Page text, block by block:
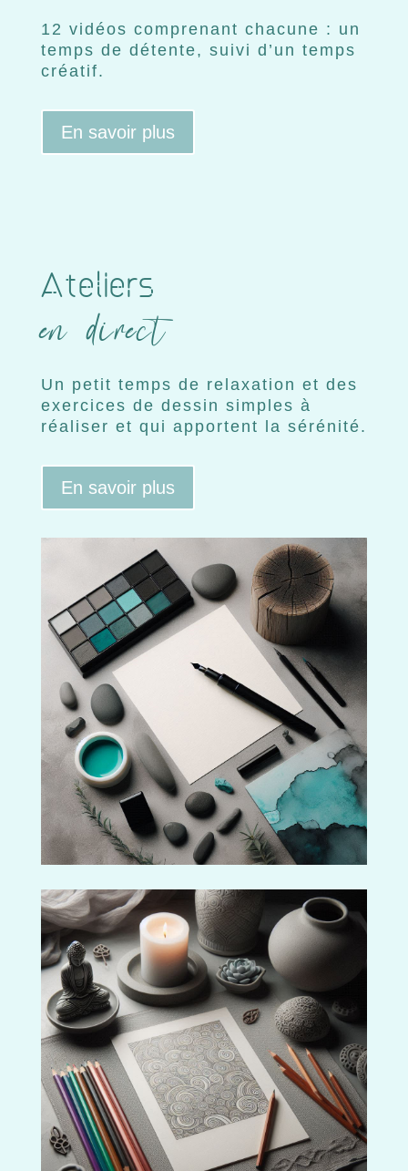
12 vidéos comprenant chacune : un
temps de détente, suivi d’un temps
créatif.
En savoir plus
Ateliers
en direct
Un petit temps de relaxation et des
exercices de dessin simples à
réaliser et qui apportent la sérénité.
En savoir plus